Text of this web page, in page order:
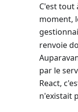
C'est tout
moment,
renvoie
par le
React,
n'existait